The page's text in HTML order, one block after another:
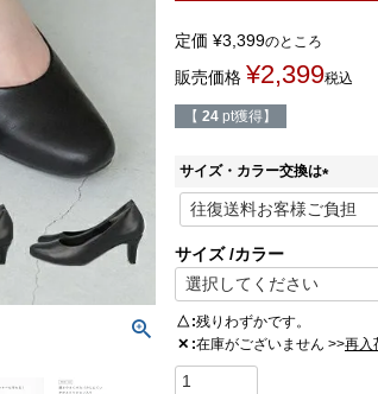
定価 ¥3,399のところ
販売価格 ¥2,399税込
【 24 pt獲得】
サイズ・カラー交換は
必
)
サイズ カラー
△ 残りわずかです。
✕ 在庫がございません >>再入